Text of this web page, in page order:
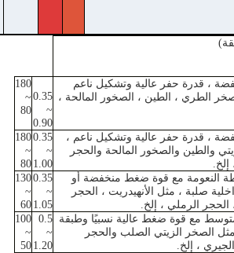
، قدرة حفر عالية وتشكيل ناعم
الطري ، الطين ، الصخور المالحة ، 0.35
~
0.90
180
~
80
، قدرة حفر عالية وتشكيل ناعم ،
والطين والصخور المالحة والحجر
إلخ.
0.35
~
1.00
180
~
80
النعومة مع قوة ضغط منخفضة أو
صلبة ، مثل الأنهيدريت ، الحجر
الحجر الرملي ، إلخ.
0.35
~
1.05
130
~
60
​​مع قوة ضغط عالية نسبيًا وطبقة
الصخر الزيتي الصلب والحجر
، إلخ.
0.5
~
1.20
100
~
50